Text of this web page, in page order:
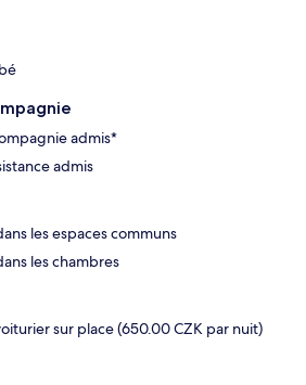
admis*
admis
les espaces communs
les chambres
sur place (650.00 CZK par nuit)